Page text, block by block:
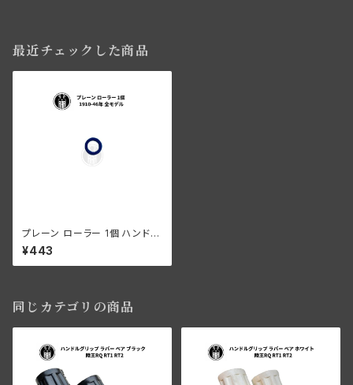
最近チェックした商品
プレーン ローラー 1個 ハンドル
ハーレーダビッドソン 1910-46
年 全モデル
¥443
同じカテゴリの商品